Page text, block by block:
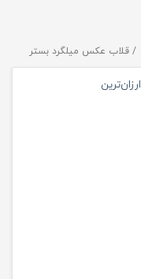
قلاب عکس میلگرد بستر
ارزان‌ترین